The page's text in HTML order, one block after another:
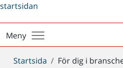
Meny
Du
Startsida För dig i